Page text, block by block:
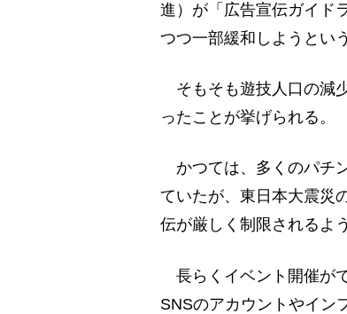
進）が「広告宣伝ガイド
つつ一部緩和しようとい
そもそも遊技人口の減
ったことが挙げられる。
かつては、多くのパチ
ていたが、東日本大震災
伝が厳しく制限されるよ
長らくイベント開催が
SNSのアカウントやイン